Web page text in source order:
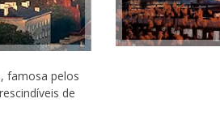
famosa pelos
de